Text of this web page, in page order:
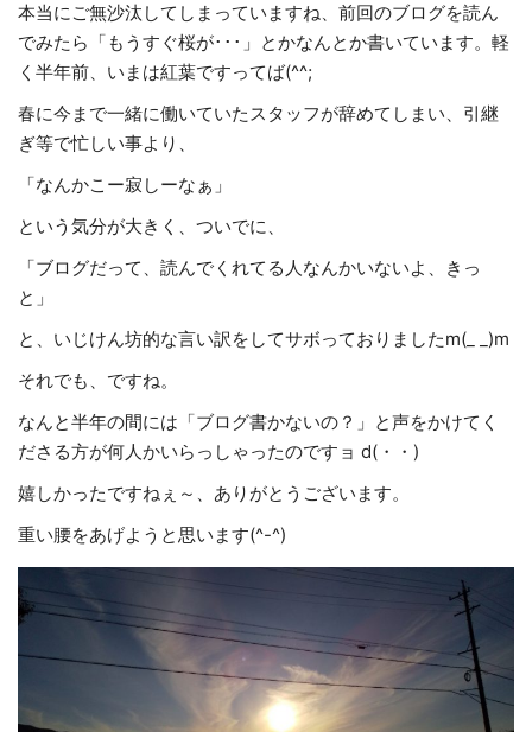
本当にご無沙汰してしまっていますね、前回のブログを読ん
でみたら「もうすぐ桜が･･･」とかなんとか書いています。軽
く半年前、いまは紅葉ですってば(^^;
春に今まで一緒に働いていたスタッフが辞めてしまい、引継
ぎ等で忙しい事より、
「なんかこー寂しーなぁ」
という気分が大きく、ついでに、
「ブログだって、読んでくれてる人なんかいないよ、きっ
と」
と、いじけん坊的な言い訳をしてサボっておりましたm(_ _)m
それでも、ですね。
なんと半年の間には「ブログ書かないの？」と声をかけてく
ださる方が何人かいらっしゃったのですョ d(・・)
嬉しかったですねぇ～、ありがとうございます。
重い腰をあげようと思います(^-^)